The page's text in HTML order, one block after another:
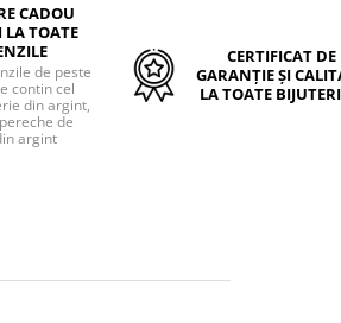
CADOU
LA TOATE
de peste
contin cel
din argint,
de
argint
CERTIFICAT DE
GARANȚIE ȘI
LA TOATE